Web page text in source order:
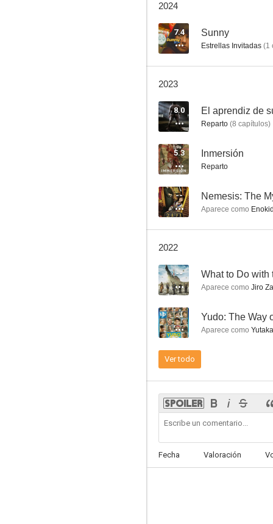
7.0
7.0
One Million Yen Girl
2024
7.4 Sunny
Estrellas Invitadas (1
2023
8.0 El aprendiz de
Reparto (8 capítulos)
5.3 Inmersión
Reparto
--
Aparece como
2022
-- What to Do
Aparece como Jiro
-- Yudo: The Way
Aparece como
Ver todo
Fecha Valoración